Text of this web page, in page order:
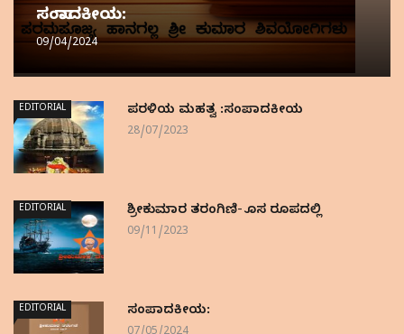
ಸಂಪಾದಕೀಯ:
09/04/2024
EDITORIAL ಪರಳಿಯ ಮಹತ್ವ :ಸಂಪಾದಕೀಯ
28/07/2023
EDITORIAL ಶ್ರೀಕುಮಾರ ತರಂಗಿಣಿ- ಹೊಸ ರೂಪದಲ್ಲಿ
09/11/2023
EDITORIAL ಸಂಪಾದಕೀಯ: